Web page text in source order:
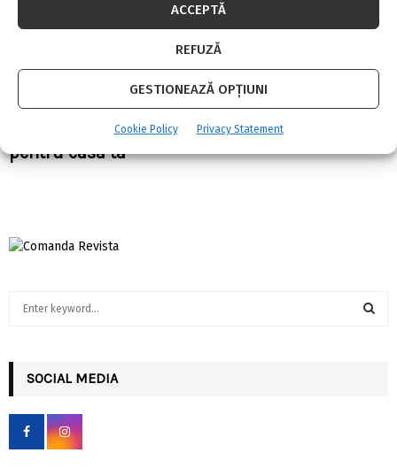
ACCEPTĂ
REFUZĂ
GESTIONEAZĂ OPȚIUNI
Cookie Policy Privacy Statement
CHORUS ICE TOUCH – noul sistem domotic
pentru casa ta
h
f
r
SOCIAL MEDIA